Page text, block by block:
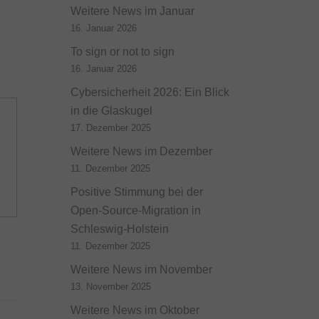
Weitere News im Januar
16. Januar 2026
To sign or not to sign
16. Januar 2026
Cybersicherheit 2026: Ein Blick
in die Glaskugel
17. Dezember 2025
Weitere News im Dezember
11. Dezember 2025
Positive Stimmung bei der
Open-Source-Migration in
Schleswig-Holstein
11. Dezember 2025
Weitere News im November
13. November 2025
Weitere News im Oktober